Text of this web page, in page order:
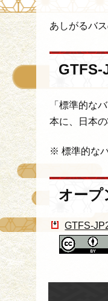
あしがるバ
GTFS-
「標準的な
本に、日本
※ 標準的な
オープ
GTFS-